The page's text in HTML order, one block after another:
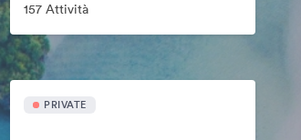
157 Attività
PRIVATE